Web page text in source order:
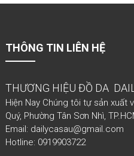
THÔNG TIN LIÊN HỆ
THƯƠNG HIỆU ĐỒ DA
Hiện Nay Chúng tôi tự sản xuất
Quý, Phường Tân Sơn Nhì,
Email: dailycasau@gmail.com
Hotline: 0919903722